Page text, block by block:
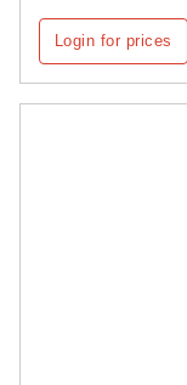
Login for prices